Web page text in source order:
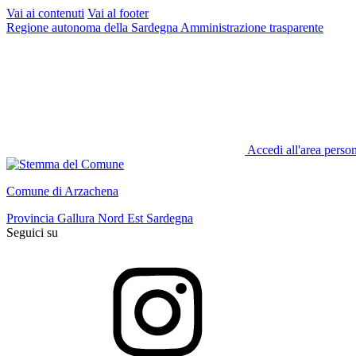
Vai ai contenuti Vai al footer
Regione autonoma della Sardegna Amministrazione trasparente
Accedi all'area
Comune di Arzachena
Provincia Gallura Nord Est Sardegna
Seguici su